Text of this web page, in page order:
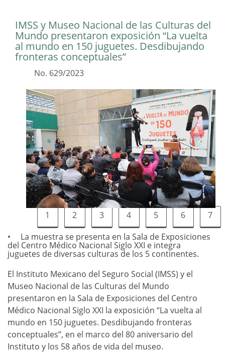
IMSS y Museo Nacional de las Culturas del
Mundo presentaron exposición “La vuelta
al mundo en 150 juguetes. Desdibujando
fronteras conceptuales”
No. 629/2023
1 2 3 4 5 6
7
La muestra se presenta en la Sala de Exposiciones
del Centro Médico Nacional Siglo XXI e integra
juguetes de diversas culturas de los 5 continentes.
El Instituto Mexicano del Seguro Social (IMSS) y el
Museo Nacional de las Culturas del Mundo
presentaron en la Sala de Exposiciones del Centro
Médico Nacional Siglo XXI la exposición “La vuelta al
mundo en 150 juguetes. Desdibujando fronteras
conceptuales”, en el marco del 80 aniversario del
Instituto y los 58 años de vida del museo.